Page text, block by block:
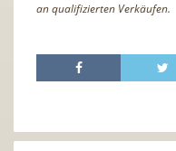
an qualifizierten Verkäufen.